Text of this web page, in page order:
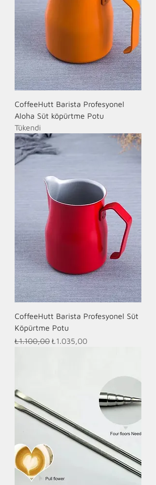
CoffeeHutt Barista Profesyonel
Aloha Süt köpürtme Potu
Tükendi
CoffeeHutt Barista Profesyonel Süt
Köpürtme Potu
Normal Fiyat
₺1.100,00 İndirimli Fiyat
₺1.035,00